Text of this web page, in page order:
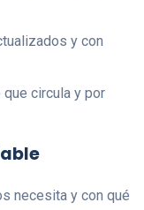
y con
circula y por
necesita y con qué